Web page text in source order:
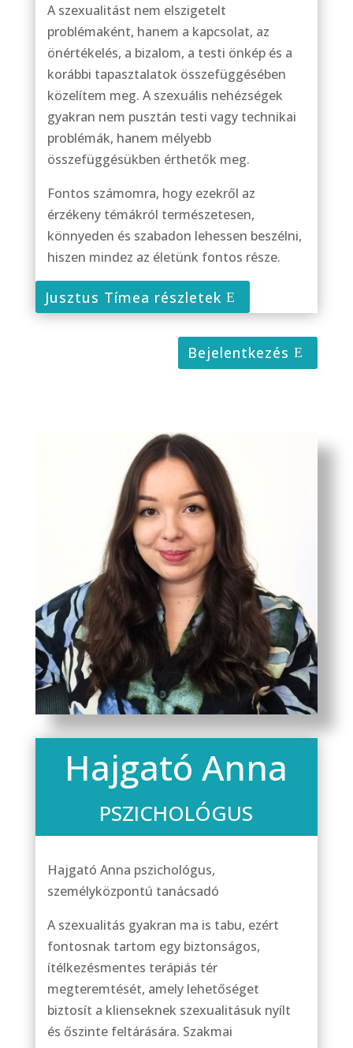
A szexualitást nem elszigetelt
problémaként, hanem a kapcsolat, az
önértékelés, a bizalom, a testi önkép és a
korábbi tapasztalatok összefüggésében
közelítem meg. A szexuális nehézségek
gyakran nem pusztán testi vagy technikai
problémák, hanem mélyebb
összefüggésükben érthetők meg.
Fontos számomra, hogy ezekről az
érzékeny témákról természetesen,
könnyeden és szabadon lehessen beszélni,
hiszen mindez az életünk fontos része.
Jusztus Tímea részletek
Bejelentkezés
Hajgató Anna
PSZICHOLÓGUS
Hajgató Anna pszichológus,
személyközpontú tanácsadó
A szexualitás gyakran ma is tabu, ezért
fontosnak tartom egy biztonságos,
ítélkezésmentes terápiás tér
megteremtését, amely lehetőséget
biztosít a klienseknek szexualitásuk nyílt
és őszinte feltárására. Szakmai